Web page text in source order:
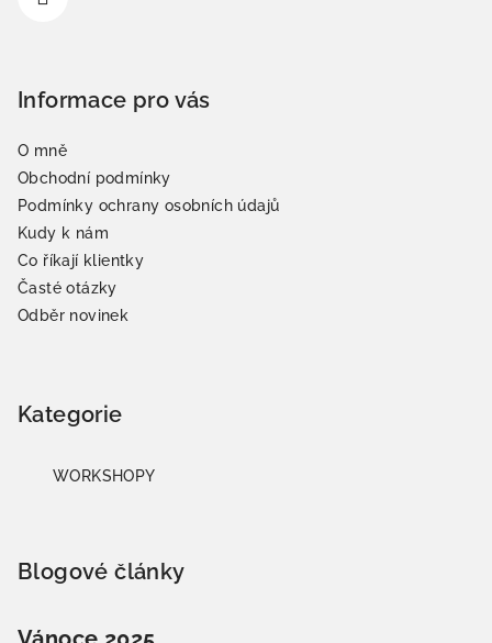
Informace pro vás
O mně
Obchodní podmínky
Podmínky ochrany osobních údajů
Kudy k nám
Co říkají klientky
Časté otázky
Odběr novinek
Kategorie
WORKSHOPY
Blogové články